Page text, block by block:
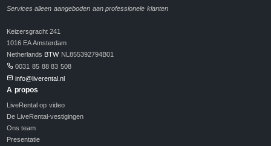
Services alleen aangeboden aan professionele klanten
Keizersgracht 241
1016 EA Amsterdam
Netherlands BTWNL855392794B01
0031 85 88 83 508
info@liverental.nl
A propos
LiveRental op video
De LiveRental-vestigingen
Ons team
Presentatie